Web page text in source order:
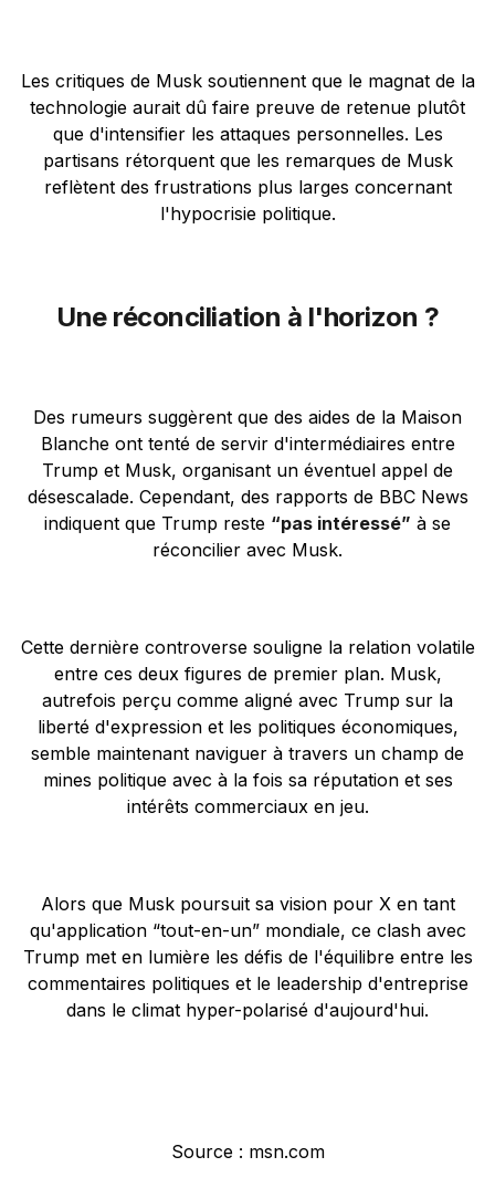
Les critiques de Musk soutiennent que le magnat de la
technologie aurait dû faire preuve de retenue plutôt
que d'intensifier les attaques personnelles. Les
partisans rétorquent que les remarques de Musk
reflètent des frustrations plus larges concernant
l'hypocrisie politique.
Une réconciliation à l'horizon ?
Des rumeurs suggèrent que des aides de la Maison
Blanche ont tenté de servir d'intermédiaires entre
Trump et Musk, organisant un éventuel appel de
désescalade. Cependant, des rapports de BBC News
indiquent que Trump reste “pas intéressé” à se
réconcilier avec Musk.
Cette dernière controverse souligne la relation volatile
entre ces deux figures de premier plan. Musk,
autrefois perçu comme aligné avec Trump sur la
liberté d'expression et les politiques économiques,
semble maintenant naviguer à travers un champ de
mines politique avec à la fois sa réputation et ses
intérêts commerciaux en jeu.
Alors que Musk poursuit sa vision pour X en tant
qu'application “tout-en-un” mondiale, ce clash avec
Trump met en lumière les défis de l'équilibre entre les
commentaires politiques et le leadership d'entreprise
dans le climat hyper-polarisé d'aujourd'hui.
Source : msn.com